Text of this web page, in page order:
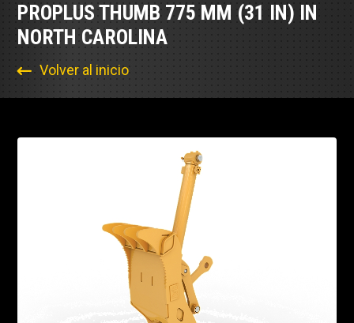
PROPLUS THUMB 775 MM (31 IN) IN
NORTH CAROLINA
Volver al inicio